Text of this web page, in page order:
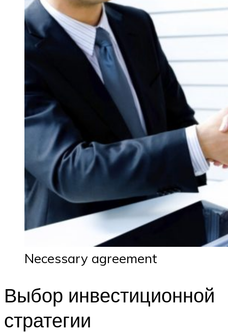
Necessary agreement
Выбор инвестиционной
стратегии